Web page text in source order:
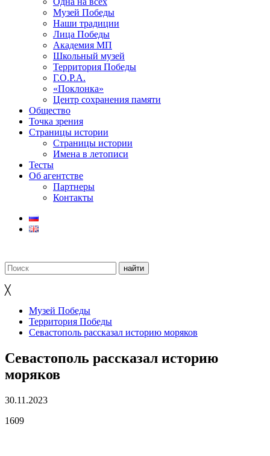
Музей Победы
Наши традиции
Лица Победы
Академия МП
Школьный музей
Территория Победы
Г.О.Р.А.
«Поклонка»
Центр сохранения памяти
Общество
Точка зрения
Страницы истории
Страницы истории
Имена в летописи
Тесты
Об агентстве
Партнеры
Контакты
╳
Музей Победы
Территория Победы
Севастополь рассказал историю моряков
Севастополь рассказал историю
моряков
30.11.2023
1609